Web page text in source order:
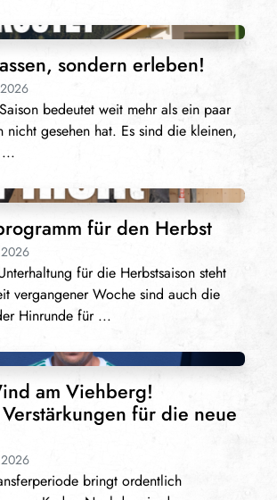
sondern erleben!
bedeutet weit mehr als ein paar
nicht gesehen hat. Es sind die kleinen,
für den Herbst
für die Herbstsaison steht
vergangener Woche sind auch die
Hinrunde für ...
am Viehberg!
für die neue
bringt ordentlich